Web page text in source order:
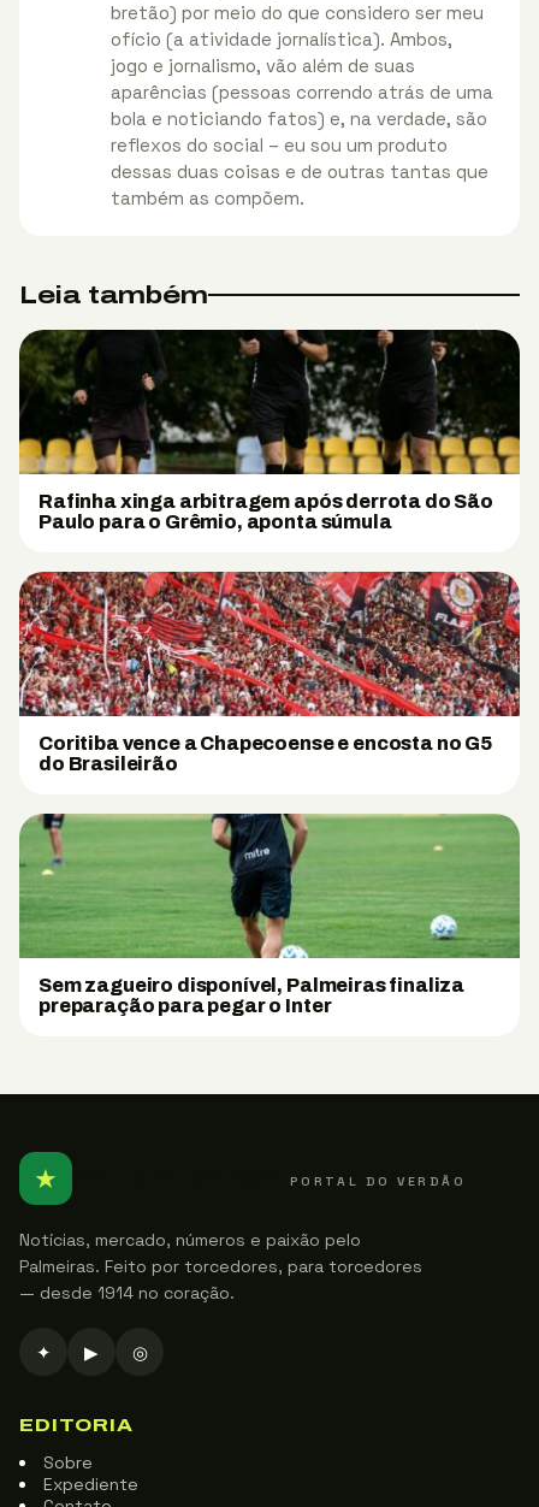
bretão) por meio do que considero ser meu
ofício (a atividade jornalística). Ambos,
jogo e jornalismo, vão além de suas
aparências (pessoas correndo atrás de uma
bola e noticiando fatos) e, na verdade, são
reflexos do social – eu sou um produto
dessas duas coisas e de outras tantas que
também as compõem.
Leia também
Rafinha xinga arbitragem após derrota do São
Paulo para o Grêmio, aponta súmula
Coritiba vence a Chapecoense e encosta no G5
do Brasileirão
Sem zagueiro disponível, Palmeiras finaliza
preparação para pegar o Inter
★ PORTAL DO VERDÃO
Notícias, mercado, números e paixão pelo
Palmeiras. Feito por torcedores, para torcedores
— desde 1914 no coração.
✦ ▶ ◎
EDITORIA
Sobre
Expediente